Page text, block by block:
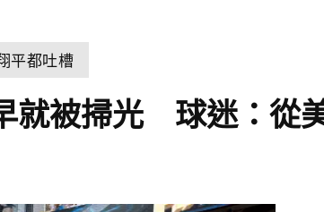
平都吐槽
就被掃光 球迷：從